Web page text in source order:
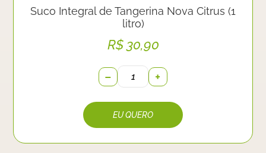
Suco Integral de Tangerina Nova Citrus (1
litro)
R$30,90
− +